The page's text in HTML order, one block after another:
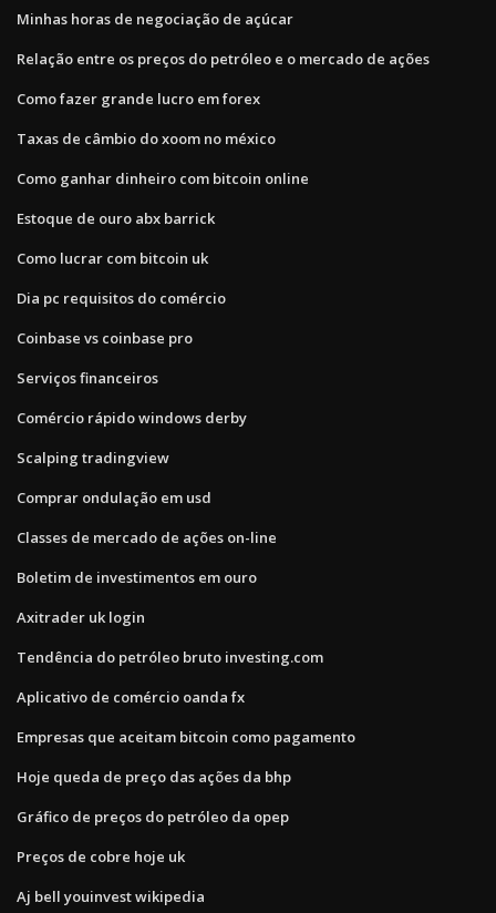
Minhas horas de negociação de açúcar
Relação entre os preços do petróleo e o mercado de ações
Como fazer grande lucro em forex
Taxas de câmbio do xoom no méxico
Como ganhar dinheiro com bitcoin online
Estoque de ouro abx barrick
Como lucrar com bitcoin uk
Dia pc requisitos do comércio
Coinbase vs coinbase pro
Serviços financeiros
Comércio rápido windows derby
Scalping tradingview
Comprar ondulação em usd
Classes de mercado de ações on-line
Boletim de investimentos em ouro
Axitrader uk login
Tendência do petróleo bruto investing.com
Aplicativo de comércio oanda fx
Empresas que aceitam bitcoin como pagamento
Hoje queda de preço das ações da bhp
Gráfico de preços do petróleo da opep
Preços de cobre hoje uk
Aj bell youinvest wikipedia